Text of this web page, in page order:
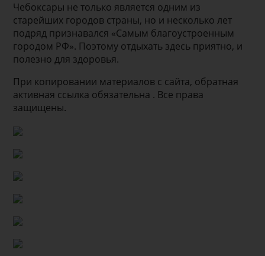
Чебоксары не только является одним из
старейших городов страны, но и несколько лет
подряд признавался «Самым благоустроенным
городом РФ». Поэтому отдыхать здесь приятно, и
полезно для здоровья.
При копировании материалов с сайта, обратная
активная ссылка обязательна . Все права
защищены.